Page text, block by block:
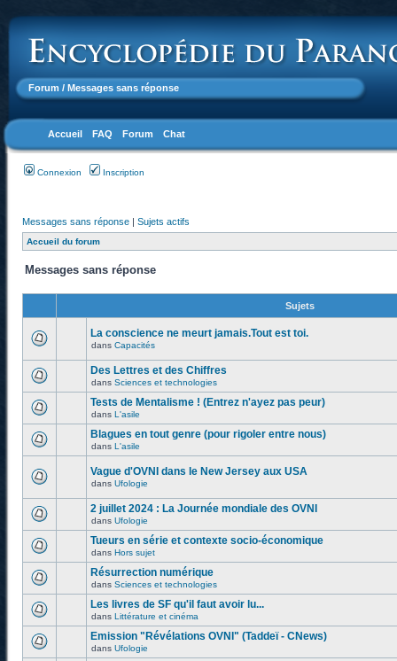
Forum / Messages sans réponse
Accueil FAQ Forum Chat
Connexion Inscription
Messages sans réponse | Sujets actifs
Accueil du forum
Messages sans réponse
Sujets
La conscience ne meurt jamais.Tout est toi.
dans Capacités
Des Lettres et des Chiffres
dans Sciences et technologies
Tests de Mentalisme ! (Entrez n'ayez pas peur)
dans L'asile
Blagues en tout genre (pour rigoler entre nous)
dans L'asile
Vague d'OVNI dans le New Jersey aux USA
dans Ufologie
2 juillet 2024 : La Journée mondiale des OVNI
dans Ufologie
Tueurs en série et contexte socio-économique
dans Hors sujet
Résurrection numérique
dans Sciences et technologies
Les livres de SF qu'il faut avoir lu...
dans Littérature et cinéma
Emission "Révélations OVNI" (Taddeï - CNews)
dans Ufologie